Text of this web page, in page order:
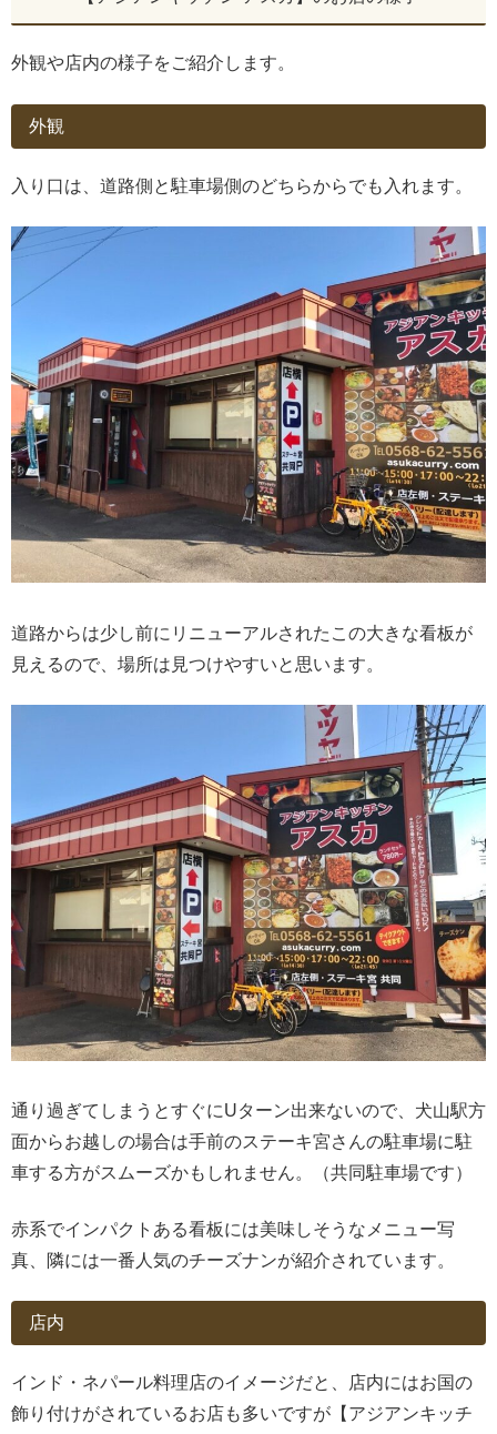
外観や店内の様子をご紹介します。
外観
入り口は、道路側と駐車場側のどちらからでも入れます。
道路からは少し前にリニューアルされたこの大きな看板が
見えるので、場所は見つけやすいと思います。
通り過ぎてしまうとすぐにUターン出来ないので、犬山駅方
面からお越しの場合は手前のステーキ宮さんの駐車場に駐
車する方がスムーズかもしれません。（共同駐車場です）
赤系でインパクトある看板には美味しそうなメニュー写
真、隣には一番人気のチーズナンが紹介されています。
店内
インド・ネパール料理店のイメージだと、店内にはお国の
飾り付けがされているお店も多いですが【アジアンキッチ